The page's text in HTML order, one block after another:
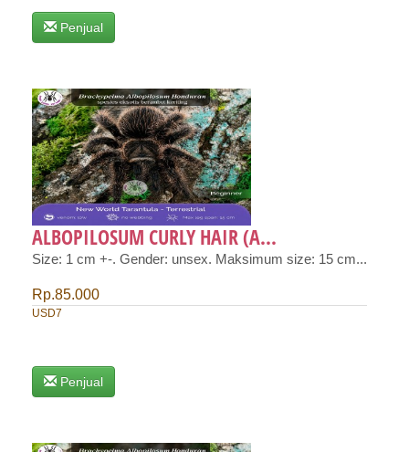
Penjual
ALBOPILOSUM CURLY HAIR (A...
Size: 1 cm +-. Gender: unsex. Maksimum size: 15 cm...
Rp.85.000
USD7
Penjual